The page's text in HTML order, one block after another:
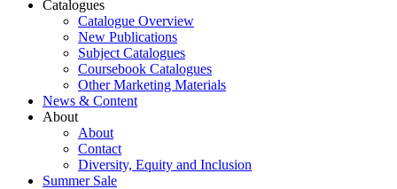
Catalogues
Catalogue Overview
New Publications
Subject Catalogues
Coursebook Catalogues
Other Marketing Materials
News & Content
About
About
Contact
Diversity, Equity and Inclusion
Summer Sale